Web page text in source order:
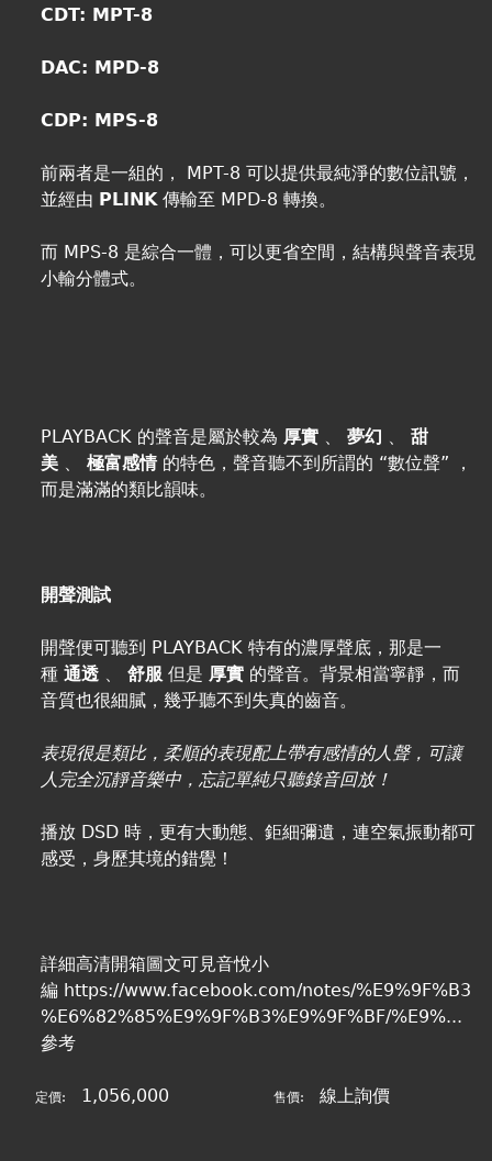
CDT: MPT-8
DAC: MPD-8
CDP: MPS-8
前兩者是一組的， MPT-8 可以提供最純淨的數位訊號，
並經由 PLINK傳輸至 MPD-8 轉換。
而 MPS-8 是綜合一體，可以更省空間，結構與聲音表現
小輸分體式。
PLAYBACK 的聲音是屬於較為 厚實 、夢幻 、甜
美 、極富感情的特色，聲音聽不到所謂的 “數位聲” ，
而是滿滿的類比韻味。
開聲測試
開聲便可聽到 PLAYBACK 特有的濃厚聲底，那是一
種通透 、舒服 但是 厚實 的聲音。背景相當寧靜，而
音質也很細膩，幾乎聽不到失真的齒音。
表現很是類比，柔順的表現配上帶有感情的人聲，可讓
人完全沉靜音樂中，忘記單純只聽錄音回放！
播放 DSD 時，更有大動態、鉅細彌遺，連空氣振動都可
感受，身歷其境的錯覺！
詳細高清開箱圖文可見音悅小
編 https://www.facebook.com/notes/%E9%9F%B3
%E6%82%85%E9%9F%B3%E9%9F%BF/%E9%...
參考
定價: 1,056,000 售價: 線上詢價